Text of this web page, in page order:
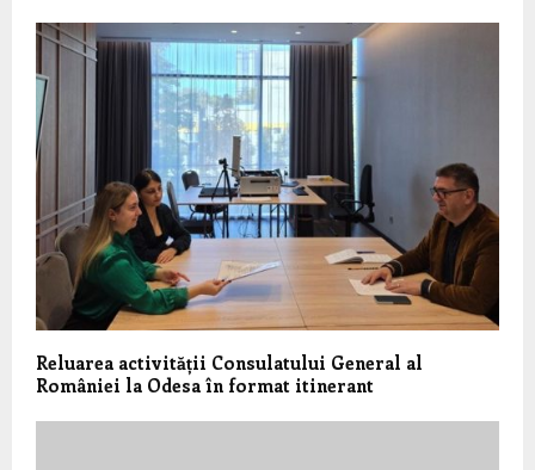
Reluarea activității Consulatului General al
României la Odesa în format itinerant